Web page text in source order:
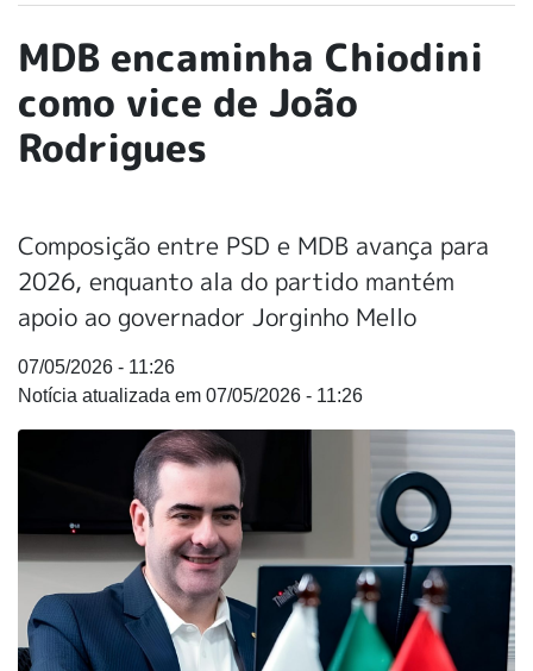
MDB encaminha Chiodini
como vice de João
Rodrigues
Composição entre PSD e MDB avança para
2026, enquanto ala do partido mantém
apoio ao governador Jorginho Mello
07/05/2026 - 11:26
07/05/2026 - 11:26